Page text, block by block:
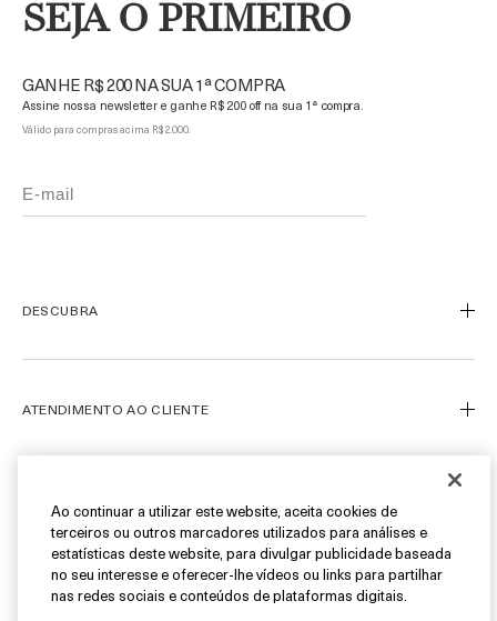
SEJA O PRIMEIRO
GANHE R$ 200 NA SUA 1ª COMPRA
Assine nossa newsletter e ganhe R$ 200 off na sua 1ª compra.
Válido para compras acima R$ 2.000.
DESCUBRA
Nossa Arte
Ofertas
ATENDIMENTO AO CLIENTE
Fale Conosco
Personal Shopper
Cancelamentos & Devoluções
Encontre uma Boutique/SPA
SIGA-NOS
Instagram
Facebook
Ao continuar a utilizar este website, aceita cookies de
terceiros ou outros marcadores utilizados para análises e
estatísticas deste website, para divulgar publicidade baseada
no seu interesse e oferecer-lhe vídeos ou links para partilhar
nas redes sociais e conteúdos de plataformas digitais.